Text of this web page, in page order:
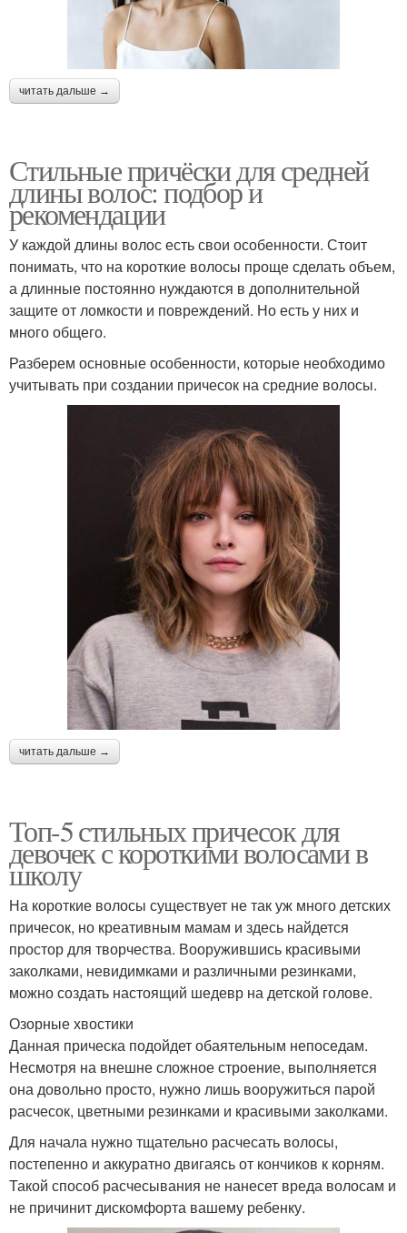
читать дальше →
Стильные причёски для средней
длины волос: подбор и
рекомендации
У каждой длины волос есть свои особенности. Стоит
понимать, что на короткие волосы проще сделать объем,
а длинные постоянно нуждаются в дополнительной
защите от ломкости и повреждений. Но есть у них и
много общего.
Разберем основные особенности, которые необходимо
учитывать при создании причесок на средние волосы.
читать дальше →
Топ-5 стильных причесок для
девочек с короткими волосами в
школу
На короткие волосы существует не так уж много детских
причесок, но креативным мамам и здесь найдется
простор для творчества. Вооружившись красивыми
заколками, невидимками и различными резинками,
можно создать настоящий шедевр на детской голове.
Озорные хвостики
Данная прическа подойдет обаятельным непоседам.
Несмотря на внешне сложное строение, выполняется
она довольно просто, нужно лишь вооружиться парой
расчесок, цветными резинками и красивыми заколками.
Для начала нужно тщательно расчесать волосы,
постепенно и аккуратно двигаясь от кончиков к корням.
Такой способ расчесывания не нанесет вреда волосам и
не причинит дискомфорта вашему ребенку.